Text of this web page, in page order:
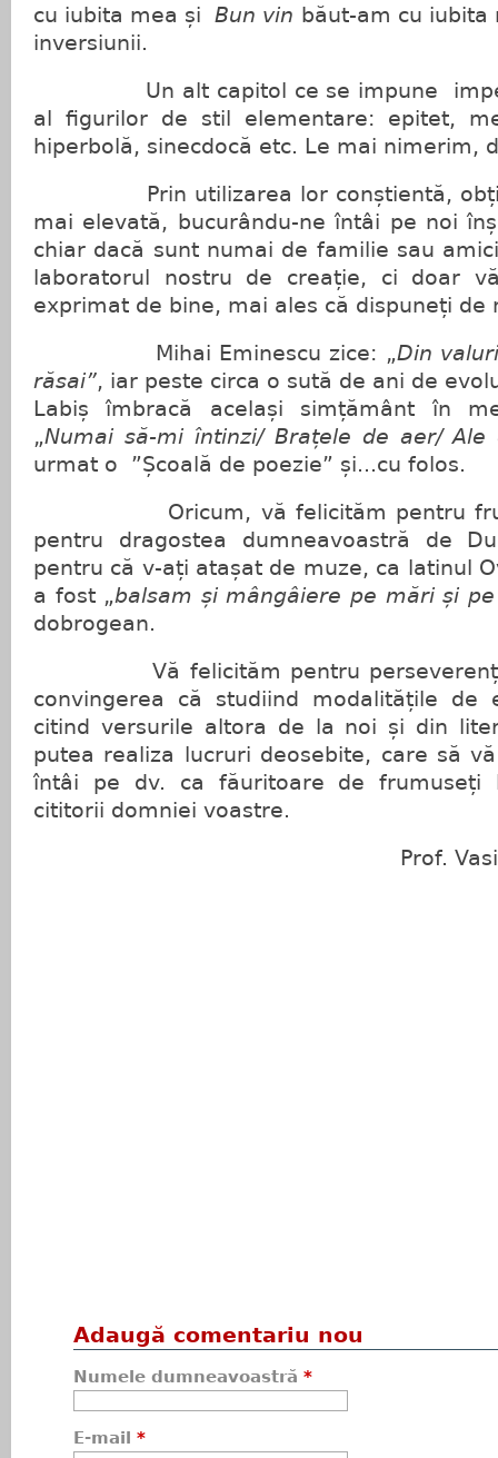
cu iubita mea șiBun vin băut-am cu iubita
inversiunii.
Un alt capitol ce se impune
al figurilor de stil elementare: epitet,
hiperbolă, sinecdocă etc. Le mai nimerim,
Prin utilizarea lor conștientă,
mai elevată, bucurându-ne întâi pe noi
chiar dacă sunt numai de familie sau
laboratorul nostru de creație, ci doar
exprimat de bine, mai ales că dispuneți de
Mihai Eminescu zice: „Din
răsai”, iar peste circa o sută de ani de
Labiș îmbracă același simțământ în
„Numai să-mi întinzi/ Brațele de aer/ Ale
urmat o ”Școală de poezie” și...cu folos.
Oricum, vă felicităm pentru
pentru dragostea dumneavoastră de
pentru că v-ați atașat de muze, ca latinul
a fost „balsam și mângâiere pe mări și
dobrogean.
Vă felicităm pentru perseverența
convingerea că studiind modalitățile de
citind versurile altora de la noi și din
putea realiza lucruri deosebite, care să
întâi pe dv. ca făuritoare de frumuseți
cititorii domniei voastre.
Prof. Vasile
Adaugă comentariu nou
Numele dumneavoastră *
E-mail *